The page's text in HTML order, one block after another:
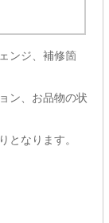
ンジ、補修箇
ン、お品物の状
となります。